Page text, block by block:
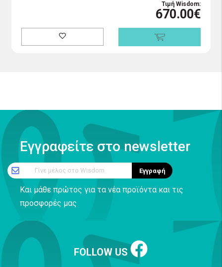
Τιμή Wisdom:
670.00€
Εγγραφείτε στο newsletter
Γίνε μέλος στο Wisdom Εγγραφή
Και μάθε πρώτος για τα νέα προϊόντα και τις
προσφορές μας
FOLLOW US